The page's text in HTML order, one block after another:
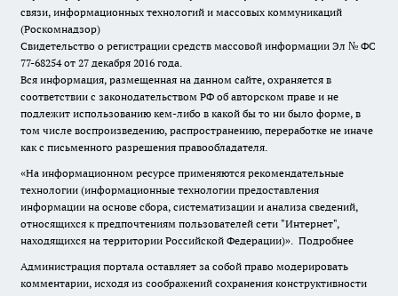
связи, информационных технологий и массовых коммуникаций
(Роскомнадзор)
Свидетельство о регистрации средств массовой информации Эл № ФС
77-68254 от 27 декабря 2016 года.
Вся информация, размещенная на данном сайте, охраняется в
соответствии с законодательством РФ об авторском праве и не
подлежит использованию кем-либо в какой бы то ни было форме, в
том числе воспроизведению, распространению, переработке не иначе
как с письменного разрешения правообладателя.
«На информационном ресурсе применяются рекомендательные
технологии (информационные технологии предоставления
информации на основе сбора, систематизации и анализа сведений,
относящихся к предпочтениям пользователей сети "Интернет",
находящихся на территории Российской Федерации)». Подробнее
Администрация портала оставляет за собой право модерировать
комментарии, исходя из соображений сохранения конструктивности